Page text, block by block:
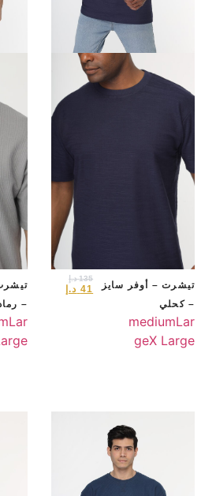
تيشرت – أوفر سايز
– كحلي
135 د.إ
41 د.إ
mediumLar
geX Large
–
Lar